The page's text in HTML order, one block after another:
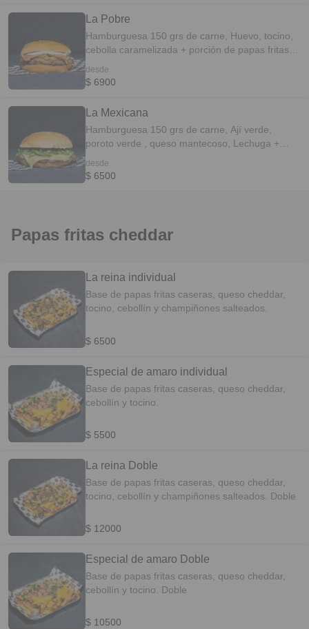
La Pobre
Hamburguesa 150 grs de carne, Huevo, tocino,
cebolla caramelizada + porción de papas fritas
desde
$ 6900
La Mexicana
Hamburguesa 150 grs de carne, Ají verde,
poroto verde , queso mantecoso, Lechuga +
desde
$ 6500
Papas fritas cheddar
La reina individual
Base de papas fritas caseras, queso cheddar,
tocino, cebollín y champiñones salteados.
$ 6500
Especial de amaro individual
Base de papas fritas caseras, queso cheddar,
cebollín y tocino.
$ 5500
La reina Doble
Base de papas fritas caseras, queso cheddar,
tocino, cebollín y champiñones salteados. Doble
$ 12000
Especial de amaro Doble
Base de papas fritas caseras, queso cheddar,
cebollín y tocino. Doble
$ 10500